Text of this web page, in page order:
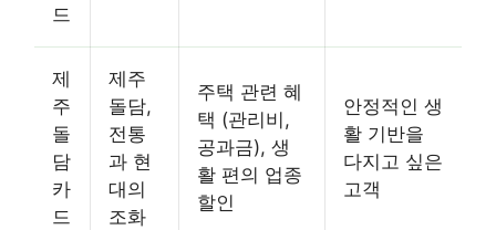
드
제
주
돌
담
카
드
제주
돌담,
전통
과 현
대의
조화
주택 관련 혜
택 (관리비,
공과금), 생
활 편의 업종
할인
안정적인 생
활 기반을
다지고 싶은
고객